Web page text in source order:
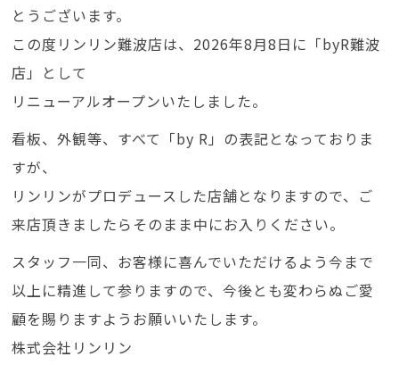
とうございます。
この度リンリン難波店は、2026年8月8日に「byR難波
店」として
リニューアルオープンいたしました。
看板、外観等、すべて「by R」の表記となっておりま
すが、
リンリンがプロデュースした店舗となりますので、ご
来店頂きましたらそのまま中にお入りください。
スタッフ一同、お客様に喜んでいただけるよう今まで
以上に精進して参りますので、今後とも変わらぬご愛
顧を賜りますようお願いいたします。
株式会社リンリン